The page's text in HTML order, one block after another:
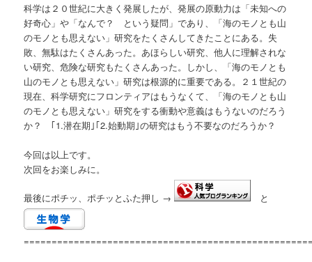
科学は２０世紀に大きく発展したが、発展の原動力は「未知への
好奇心」や「なんで？ という疑問」であり、「海のモノとも山
のモノとも思えない」研究をたくさんしてきたことにある。失
敗、無駄はたくさんあった。あほらしい研究、他人に理解されな
い研究、危険な研究もたくさんあった。しかし、「海のモノとも
山のモノとも思えない」研究は根源的に重要である。２１世紀の
現在、科学研究にフロンティアはもうなくて、「海のモノとも山
のモノとも思えない」研究をする衝動や意義はもうないのだろう
か？ ｢1.潜在期｣｢2.始動期｣の研究はもう不要なのだろうか？
今回は以上です。
次回をお楽しみに。
最後にポチッ、ポチッとふた押し → と